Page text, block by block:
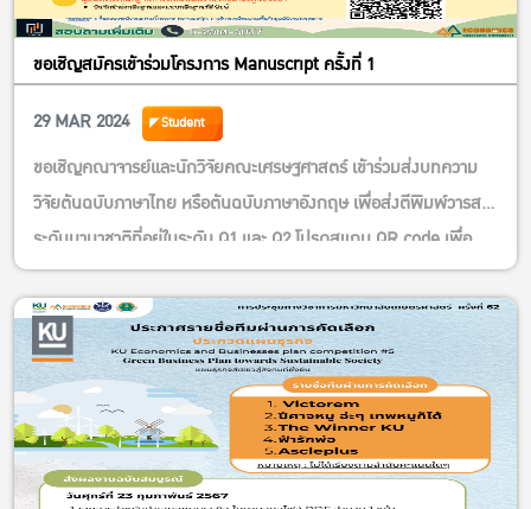
ขอเชิญสมัครเข้าร่วมโครงการ Manuscript ครั้งที่ 1
29 MAR 2024
Student
ขอเชิญคณาจารย์และนักวิจัยคณะเศรษฐศาสตร์ เข้าร่วมส่งบทความ
วิจัยต้นฉบับภาษาไทย หรือต้นฉบับภาษาอังกฤษ เพื่อส่งตีพิมพ์วารสาร
ระดับนานาชาติที่อยู่ในระดับ Q1 และ Q2 โปรดสแกน QR code เพื่อ
อ่านรายละเอียดโครงการตามโปสเตอร์ดังแนบ